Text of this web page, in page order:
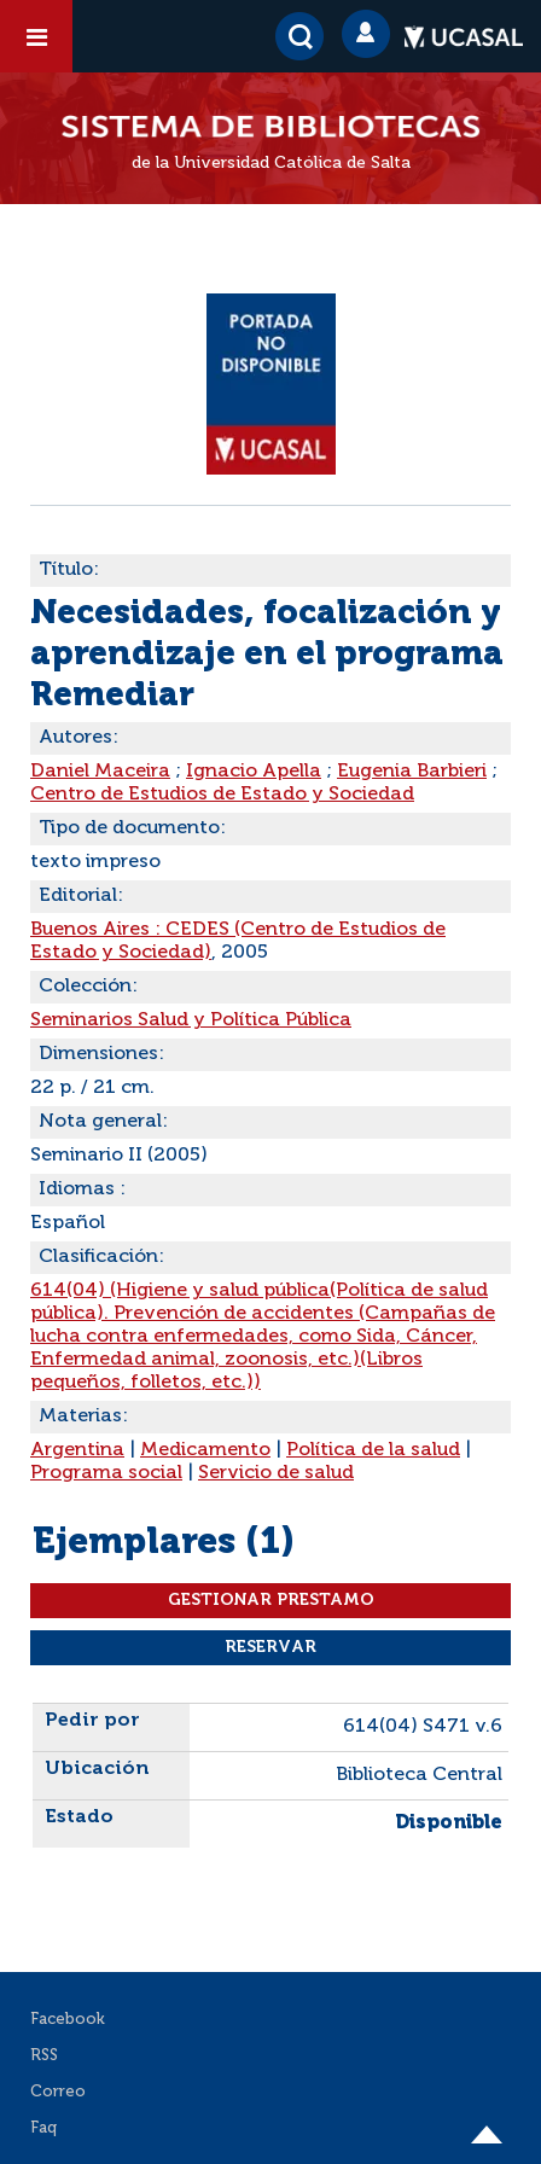
de la Universidad Católica de Salta
Título:
Necesidades, focalización y
aprendizaje en el programa
Remediar
Autores:
Daniel Maceira ; Ignacio Apella ; Eugenia Barbieri ;
Centro de Estudios de Estado y Sociedad
Tipo de documento:
texto impreso
Editorial:
Buenos Aires : CEDES (Centro de Estudios de
Estado y Sociedad), 2005
Colección:
Seminarios Salud y Política Pública
Dimensiones:
22 p. / 21 cm.
Nota general:
Seminario II (2005)
Idiomas :
Español
Clasificación:
614(04) (Higiene y salud pública(Política de salud
pública). Prevención de accidentes (Campañas de
lucha contra enfermedades, como Sida, Cáncer,
Enfermedad animal, zoonosis, etc.)(Libros
pequeños, folletos, etc.))
Materias:
Argentina
Medicamento Política de la salud
Programa social
Servicio de salud
Ejemplares (1)
Liste des exemplaires
614(04) S471 v.6
Biblioteca Central
Disponible
Facebook
RSS
Correo
Faq